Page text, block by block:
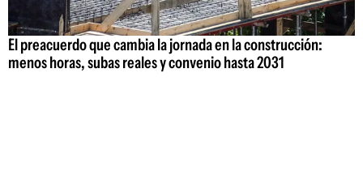
El preacuerdo que cambia la jornada en la construcción:
menos horas, subas reales y convenio hasta 2031